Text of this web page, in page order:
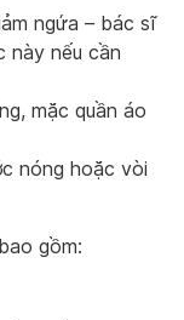
ngứa – bác sĩ
này nếu cần
mặc quần áo
nóng hoặc vòi
gồm: